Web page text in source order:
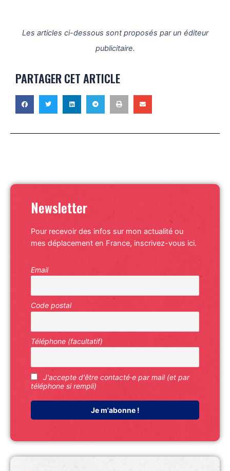
Les articles ci-dessous sont proposés par un éditeur
publicitaire.
PARTAGER CET ARTICLE
Newsletter
Pour recevoir des infos sur mon actualité ou
mes déplacement en France, inscrivez-vous ici.
Email
Code postal
Téléphone (facultatif)
J'accepte d'être contacté·e par mail (et par
téléphone si rempli)